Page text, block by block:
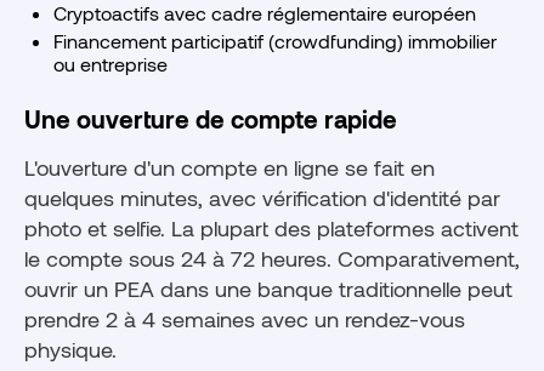
Cryptoactifs avec cadre réglementaire européen
Financement participatif (crowdfunding) immobilier
ou entreprise
Une ouverture de compte rapide
L'ouverture d'un compte en ligne se fait en
quelques minutes, avec vérification d'identité par
photo et selfie. La plupart des plateformes activent
le compte sous 24 à 72 heures. Comparativement,
ouvrir un PEA dans une banque traditionnelle peut
prendre 2 à 4 semaines avec un rendez-vous
physique.